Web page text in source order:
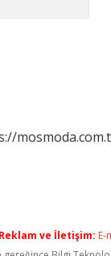
Reklam ve İletişim: E-